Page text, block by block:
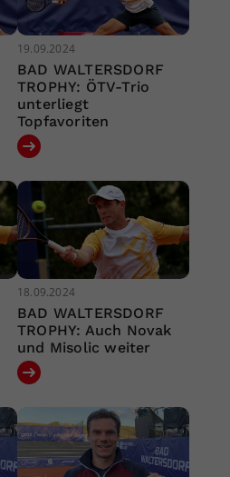
19.09.2024
BAD WALTERSDORF
TROPHY: ÖTV-Trio
unterliegt
Topfavoriten
18.09.2024
BAD WALTERSDORF
TROPHY: Auch Novak
und Misolic weiter